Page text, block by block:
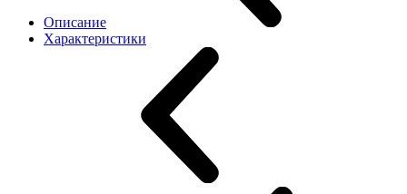
Описание
Характеристики